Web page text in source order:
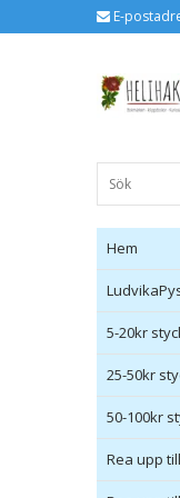
E-
Hem
5-20kr
25-50kr
50-100kr
Rea upp